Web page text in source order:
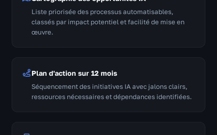
Liste priorisée des processus automatisables,
classés par impact potentiel et facilité de mise en
œuvre.
Plan d'action sur 12 mois
Séquencement des initiatives IA avec jalons clairs,
ressources nécessaires et dépendances identifiées.